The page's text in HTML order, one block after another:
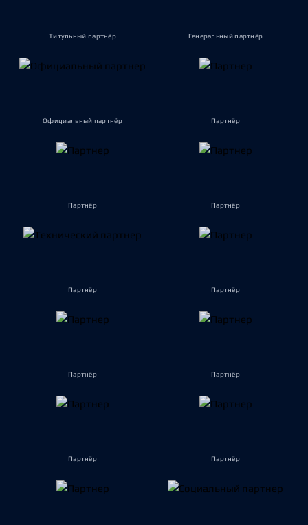
Титульный партнёр Генеральный партнёр
Официальный партнёр Партнёр
Партнёр Партнёр
Партнёр Партнёр
Партнёр Партнёр
Партнёр Партнёр